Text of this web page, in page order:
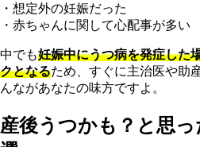
・想定外の妊娠だった
・赤ちゃんに関して心配事が多い
中でも妊娠中にうつ病を発症した
クとなるため、すぐに主治医や助
んながあなたの味方ですよ。
産後うつかも？と思